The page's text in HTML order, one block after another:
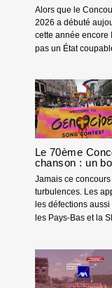
Alors que le
2026 a débuté
cette année encore
pas un État
Le 70ème
chanson : un
Jamais ce concours
turbulences. Les
les défections aussi
les Pays-Bas et la